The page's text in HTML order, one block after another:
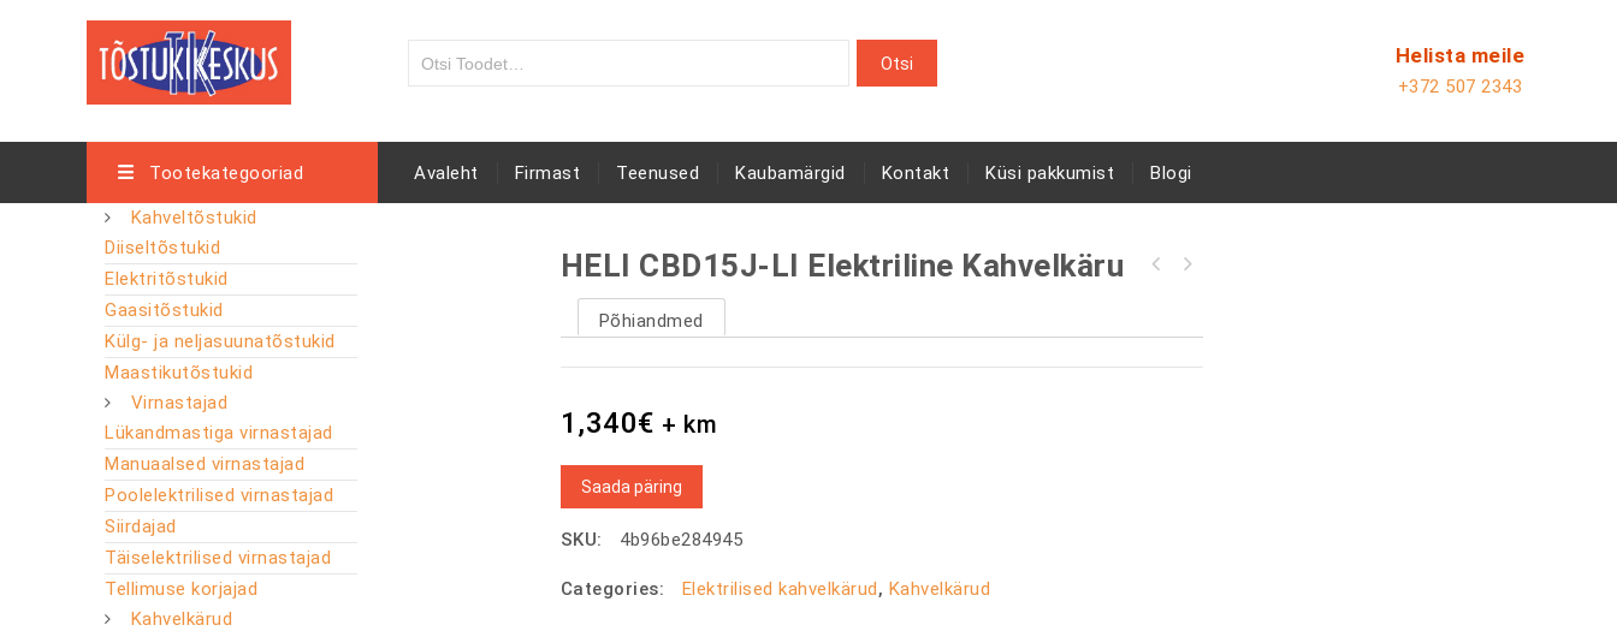
Helista meile
+372 507 2343
Tootekategooriad
Kahveltõstukid
Diiseltõstukid
Elektritõstukid
Gaasitõstukid
Külg- ja neljasuunatõstukid
Maastikutõstukid
Virnastajad
Lükandmastiga virnastajad
Manuaalsed virnastajad
Poolelektrilised virnastajad
Siirdajad
Täiselektrilised virnastajad
Tellimuse korjajad
Kahvelkärud
Avaleht Firmast Teenused Kaubamärgid Kontakt Küsi pakkumist Blogi
HELI CBD15J-LI Elektriline Kahvelkäru
Põhiandmed
1,340€ + km
Saada päring
SKU: 4b96be284945
Categories: Elektrilised kahvelkärud, Kahvelkärud